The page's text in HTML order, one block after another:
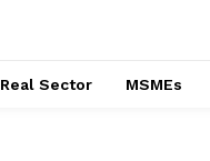
Real Sector MSMEs